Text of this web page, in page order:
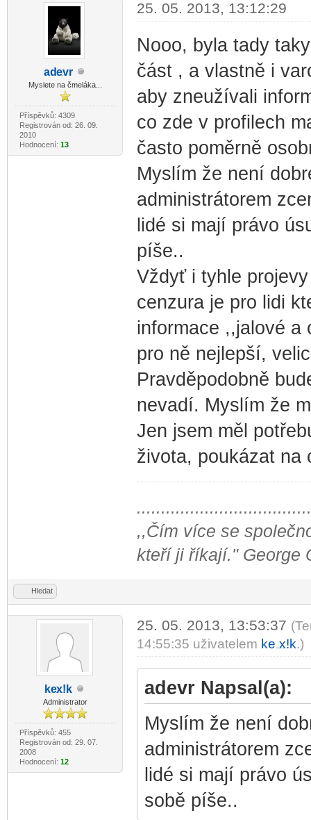
adevr
Myslete na čmeláka...
Příspěvků: 4309
Registrován od: 26. 09.
2010
Hodnocení: 13
25. 05. 2013, 13:12:29
Nooo, byla tady
část , a vlastně i
aby zneužívali
co zde v profilech
často poměrně
Myslím že není
administrátorem
lidé si mají právo
píše..
Vždyť i tyhle
cenzura je pro lidi
informace ,,jalové a
pro ně nejlepší,
Pravděpodobně
nevadí. Myslím že
Jen jsem měl
života, poukázat na
,,Čím více se
kteří ji říkají." George
Hledat
kex!k
Administrator
Příspěvků: 455
Registrován od: 29. 07.
2008
Hodnocení: 12
25. 05. 2013, 13:53:37
14:55:35 uživatelem ke x!k.)
adevr Napsal(a):
Myslím že není
administrátorem
lidé si mají právo
sobě píše..